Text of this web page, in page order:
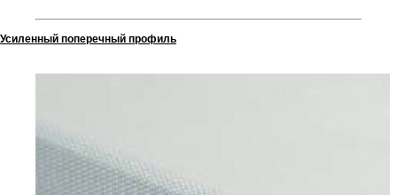
Усиленный поперечный профиль